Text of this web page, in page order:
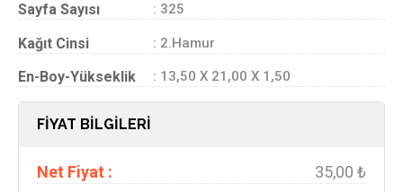
Sayfa Sayısı : 325
Kağıt Cinsi : 2.Hamur
En-Boy-Yükseklik : 13,50 X 21,00 X 1,50
FİYAT BİLGİLERİ
Net Fiyat :
35,00 ₺